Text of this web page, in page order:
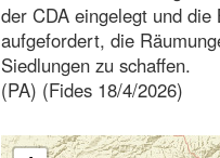
der CDA eingelegt und
aufgefordert, die
Siedlungen zu schaffen.
(PA) (Fides 18/4/2026)